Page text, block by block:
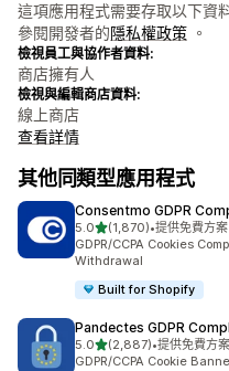
這項應用程式需要存取以下資
參閱開發者的隱私權政策 。
檢視員工與協作者資料:
商店擁有人
檢視與編輯商店資料:
線上商店
查看詳情
其他同類型應用程式
Consentmo GDPR
5.0滿分 5 顆星
(1,870)
共有 1870 則評價
•提供免費方案
GDPR/CCPA Cookies
Withdrawal
Built for Shopify
Pandectes GDPR
5.0滿分 5 顆星
(2,887)
共有 2887 則評價
•提供免費方案
GDPR/CCPA Cookie